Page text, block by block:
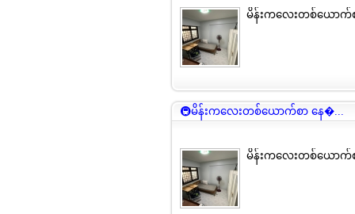
မိန်းကလေးတစ်ယောက်
🚇မိန်းကလေးတစ်ယောက်စာ နေ�...
မိန်းကလေးတစ်ယောက်